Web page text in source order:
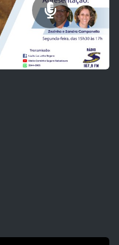
3 dias atrás